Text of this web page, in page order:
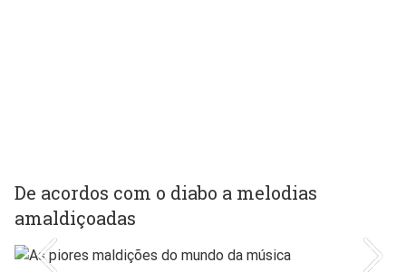
De acordos com o diabo a melodias
amaldiçoadas